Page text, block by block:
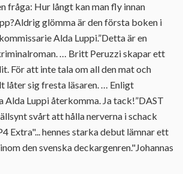
fråga: Hur långt kan man fly innan
glömma är den första boken i
Alda Luppi.”Detta är en
… Britt Peruzzi skapar ett
För att inte tala om all den mat och
låter sig fresta läsaren. … Enligt
Alda Luppi återkomma. Ja tack!”DAST
svårt att hålla nerverna i schack
Extra"... hennes starka debut lämnar ett
den svenska deckargenren."Johannas